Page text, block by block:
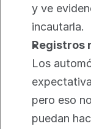
y ve
incautarla.
Registros
Los
pero eso
puedan